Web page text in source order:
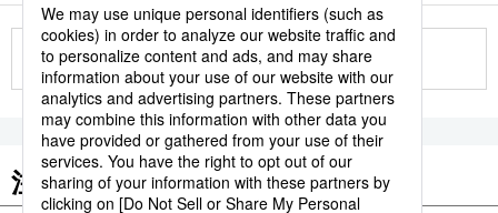
もっと見る
注目のキーワード